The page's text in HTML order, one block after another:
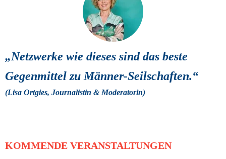
„Netzwerke wie dieses sind das beste
Gegenmittel zu Männer-Seilschaften.“
(Lisa Ortgies, Journalistin & Moderatorin)
KOMMENDE VERANSTALTUNGEN